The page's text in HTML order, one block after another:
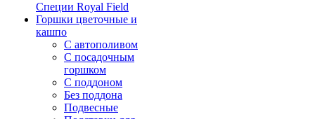
Специи Royal Field
Горшки цветочные и
кашпо
С автополивом
С посадочным
горшком
С поддоном
Без поддона
Подвесные